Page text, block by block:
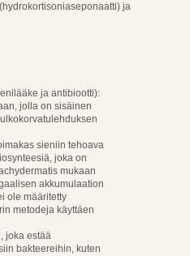
ja
ja antibiootti):
jolla on sisäinen
sieniin tehoava
joka on
mukaan
akkumulaation
ole määritetty
metodeja käyttäen
joka estää
bakteereihin, kuten